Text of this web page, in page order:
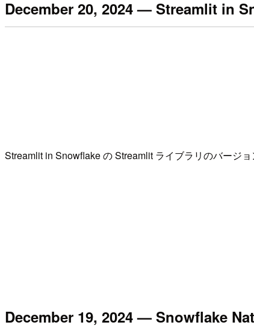
December 20, 2024 — Streamlit in
Streamlit in Snowflake の Streamlit ライブラリのバージ
December 19, 2024 — Snowflake